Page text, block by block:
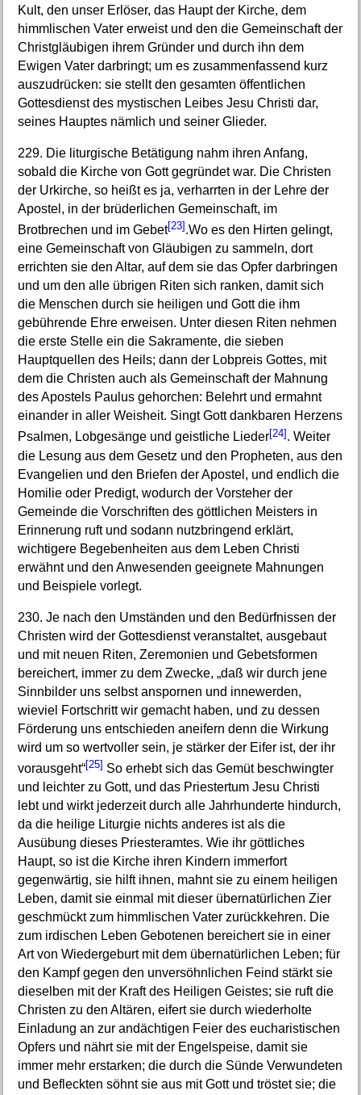
Kult, den unser Erlöser, das Haupt der Kirche, dem
himmlischen Vater erweist und den die Gemeinschaft der
Christgläubigen ihrem Gründer und durch ihn dem
Ewigen Vater darbringt; um es zusammenfassend kurz
auszudrücken: sie stellt den gesamten öffentlichen
Gottesdienst des mystischen Leibes Jesu Christi dar,
seines Hauptes nämlich und seiner Glieder.
229. Die liturgische Betätigung nahm ihren Anfang,
sobald die Kirche von Gott gegründet war. Die Christen
der Urkirche, so heißt es ja, verharrten in der Lehre der
Apostel, in der brüderlichen Gemeinschaft, im
Brotbrechen und im Gebet[23] .Wo es den Hirten gelingt,
eine Gemeinschaft von Gläubigen zu sammeln, dort
errichten sie den Altar, auf dem sie das Opfer darbringen
und um den alle übrigen Riten sich ranken, damit sich
die Menschen durch sie heiligen und Gott die ihm
gebührende Ehre erweisen. Unter diesen Riten nehmen
die erste Stelle ein die Sakramente, die sieben
Hauptquellen des Heils; dann der Lobpreis Gottes, mit
dem die Christen auch als Gemeinschaft der Mahnung
des Apostels Paulus gehorchen: Belehrt und ermahnt
einander in aller Weisheit. Singt Gott dankbaren Herzens
Psalmen, Lobgesänge und geistliche Lieder[24]. Weiter
die Lesung aus dem Gesetz und den Propheten, aus den
Evangelien und den Briefen der Apostel, und endlich die
Homilie oder Predigt, wodurch der Vorsteher der
Gemeinde die Vorschriften des göttlichen Meisters in
Erinnerung ruft und sodann nutzbringend erklärt,
wichtigere Begebenheiten aus dem Leben Christi
erwähnt und den Anwesenden geeignete Mahnungen
und Beispiele vorlegt.
230. Je nach den Umständen und den Bedürfnissen der
Christen wird der Gottesdienst veranstaltet, ausgebaut
und mit neuen Riten, Zeremonien und Gebetsformen
bereichert, immer zu dem Zwecke, „daß wir durch jene
Sinnbilder uns selbst anspornen und innewerden,
wieviel Fortschritt wir gemacht haben, und zu dessen
Förderung uns entschieden aneifern denn die Wirkung
wird um so wertvoller sein, je stärker der Eifer ist, der ihr
vorausgeht“[25] So erhebt sich das Gemüt beschwingter
und leichter zu Gott, und das Priestertum Jesu Christi
lebt und wirkt jederzeit durch alle Jahrhunderte hindurch,
da die heilige Liturgie nichts anderes ist als die
Ausübung dieses Priesteramtes. Wie ihr göttliches
Haupt, so ist die Kirche ihren Kindern immerfort
gegenwärtig, sie hilft ihnen, mahnt sie zu einem heiligen
Leben, damit sie einmal mit dieser übernatürlichen Zier
geschmückt zum himmlischen Vater zurückkehren. Die
zum irdischen Leben Gebotenen bereichert sie in einer
Art von Wiedergeburt mit dem übernatürlichen Leben; für
den Kampf gegen den unversöhnlichen Feind stärkt sie
dieselben mit der Kraft des Heiligen Geistes; sie ruft die
Christen zu den Altären, eifert sie durch wiederholte
Einladung an zur andächtigen Feier des eucharistischen
Opfers und nährt sie mit der Engelspeise, damit sie
immer mehr erstarken; die durch die Sünde Verwundeten
und Befleckten söhnt sie aus mit Gott und tröstet sie; die